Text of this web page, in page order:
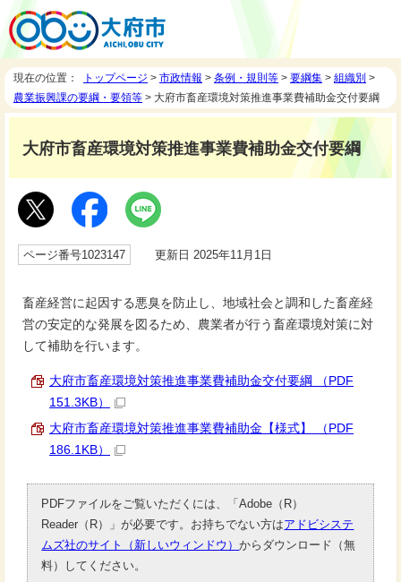
現在の位置： トップページ > 市政情報 > 条例・規則等 > 要綱集 > 組織別 >
農業振興課の要綱・要領等 > 大府市畜産環境対策推進事業費補助金交付要綱
大府市畜産環境対策推進事業費補助金交付要綱
ページ番号1023147 更新日 2025年11月1日
畜産経営に起因する悪臭を防止し、地域社会と調和した畜産経
営の安定的な発展を図るため、農業者が行う畜産環境対策に対
して補助を行います。
大府市畜産環境対策推進事業費補助金交付要綱 （PDF
151.3KB）
大府市畜産環境対策推進事業費補助金【様式】 （PDF
186.1KB）
PDFファイルをご覧いただくには、「Adobe（R）
Reader（R）」が必要です。お持ちでない方はアドビシステ
ムズ社のサイト（新しいウィンドウ）からダウンロード（無
料）してください。